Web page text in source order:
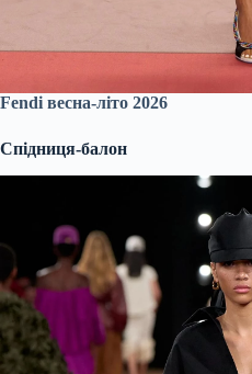
Fendi весна-літо 2026
Спідниця-балон